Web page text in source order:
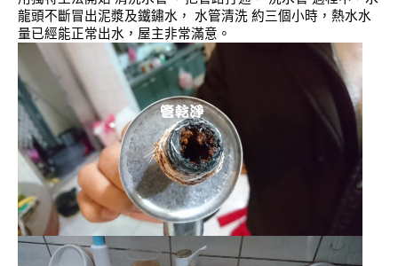
龍頭不斷冒出泥漿及鐵鏽水， 水管清洗 約三個小時，熱水水
量已經能正常出水，屋主非常滿意。